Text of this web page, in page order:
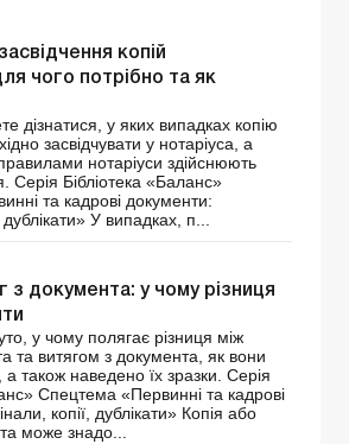
копій
чого потрібно та як
дізнатися, у яких випадках копію
засвідчувати у нотаріуса, а
нотаріуси здійснюють
Серія Бібліотека «Баланс»
та кадрові документи:
дублікати» У випадках, п...
з документа: у чому різниця
у чому полягає різниця між
та витягом з документа, як вони
також наведено їх зразки. Серія
Спецтема «Первинні та кадрові
копії, дублікати» Копія або
може знадо...